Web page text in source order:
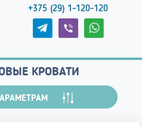
+375 (29) 1-120-120
КРОВАТИ